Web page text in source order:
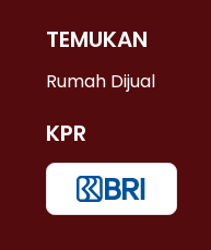
TEMUKAN
Rumah Dijual
KPR